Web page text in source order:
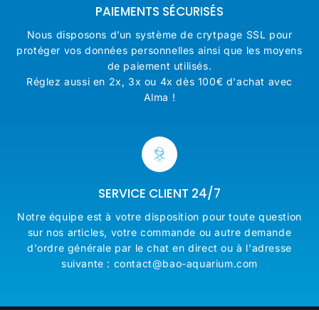
PAIEMENTS SÉCURISÉS
Nous disposons d’un système de crytpage SSL pour
protéger vos données personnelles ainsi que les moyens
de paiement utilisés.
Réglez aussi en 2x, 3x ou 4x dès 100€ d'achat avec
Alma !
SERVICE CLIENT 24/7
Notre équipe est à votre disposition pour toute question
sur nos articles, votre commande ou autre demande
d'ordre générale par le chat en direct ou à l'adresse
suivante : contact@bao-aquarium.com